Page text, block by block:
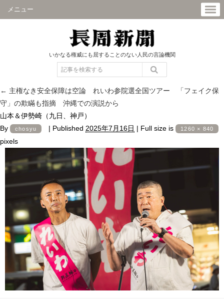
メニュー
いかなる権威にも屈することのない人民の言論機関
← 主権なき安全保障は空論 れいわ参院選全国ツアー 「フェイク保
守」の欺瞞も指摘 沖縄での演説から
山本＆伊勢崎（九日、神戸）
By
chosyu | Published 2025年7月16日 | Full size is 1260 × 840
pixels